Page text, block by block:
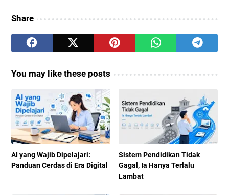
Share
You may like these posts
AI yang Wajib Dipelajari:
Panduan Cerdas di Era Digital
Sistem Pendidikan Tidak
Gagal, Ia Hanya Terlalu
Lambat